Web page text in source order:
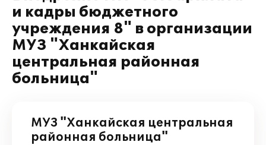
и кадры бюджетного
учреждения 8" в организации
МУЗ "Ханкайская
центральная районная
больница"
МУЗ "Ханкайская центральная
районная больница"